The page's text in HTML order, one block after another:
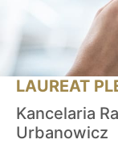
LAUREAT
Kancelaria
Urbanowicz